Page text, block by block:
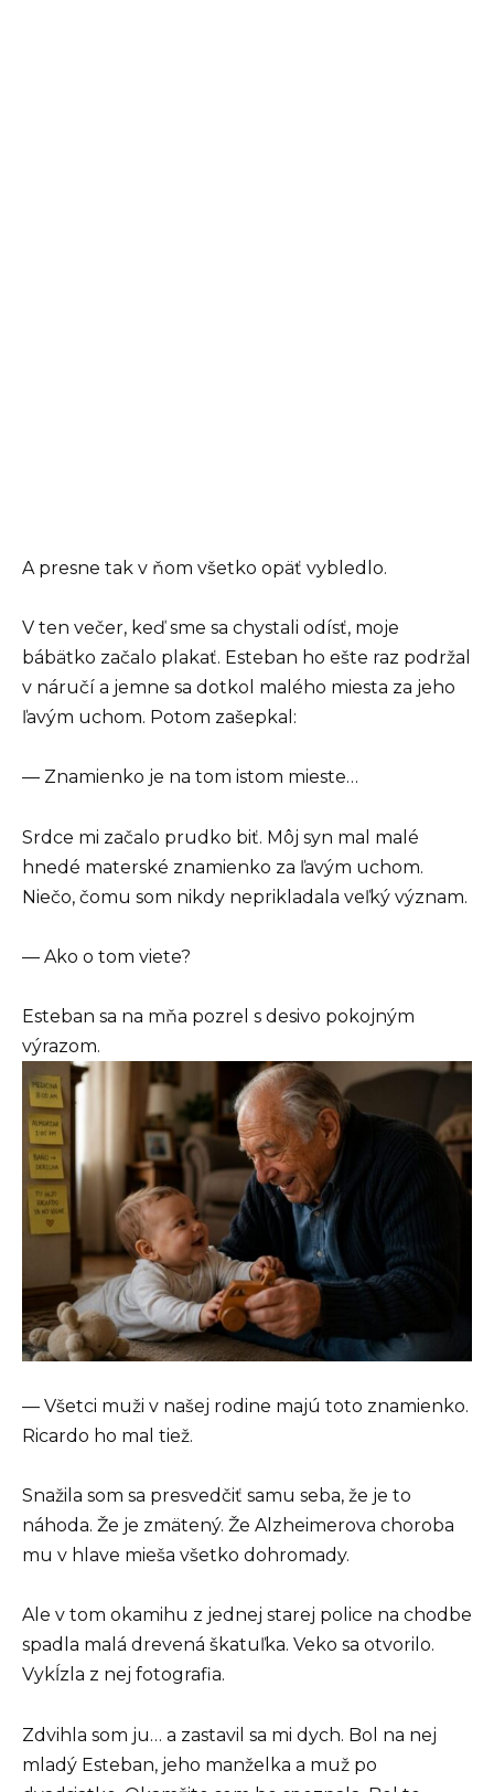
A presne tak v ňom všetko opäť vybledlo.
V ten večer, keď sme sa chystali odísť, moje
bábätko začalo plakať. Esteban ho ešte raz podržal
v náručí a jemne sa dotkol malého miesta za jeho
ľavým uchom. Potom zašepkal:
— Znamienko je na tom istom mieste…
Srdce mi začalo prudko biť. Môj syn mal malé
hnedé materské znamienko za ľavým uchom.
Niečo, čomu som nikdy neprikladala veľký význam.
— Ako o tom viete?
Esteban sa na mňa pozrel s desivo pokojným
výrazom.
— Všetci muži v našej rodine majú toto znamienko.
Ricardo ho mal tiež.
Snažila som sa presvedčiť samu seba, že je to
náhoda. Že je zmätený. Že Alzheimerova choroba
mu v hlave mieša všetko dohromady.
Ale v tom okamihu z jednej starej police na chodbe
spadla malá drevená škatuľka. Veko sa otvorilo.
Vykĺzla z nej fotografia.
Zdvihla som ju… a zastavil sa mi dych. Bol na nej
mladý Esteban, jeho manželka a muž po